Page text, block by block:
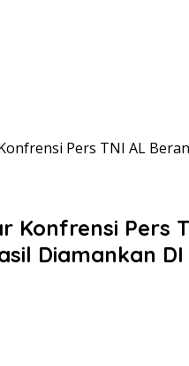
Pers TNI AL
Konfrensi
Diamankan